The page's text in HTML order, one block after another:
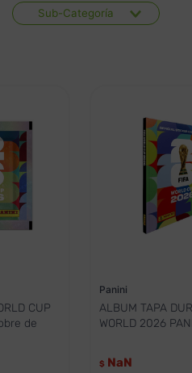
Sub-Categoría
CUP
de
Panini
ALBUM TAPA
WORLD 2026
$ NaN